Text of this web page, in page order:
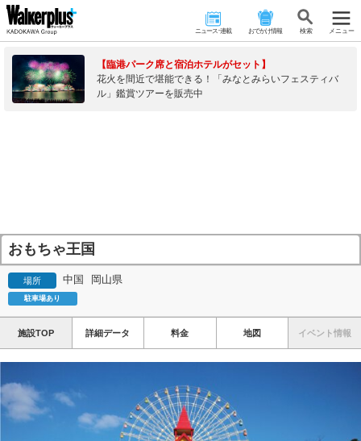
ニュース･連載 おでかけ情報 検 索 メニュー
【臨港パーク席と宿泊ホテルがセット】
花火を間近で堪能できる！「みなとみらいフェスティバ
ル」鑑賞ツアーを販売中
おもちゃ王国
場所 中国 岡山県
駐車場あり
施設TOP 詳細データ 料金 地図 イベント情報